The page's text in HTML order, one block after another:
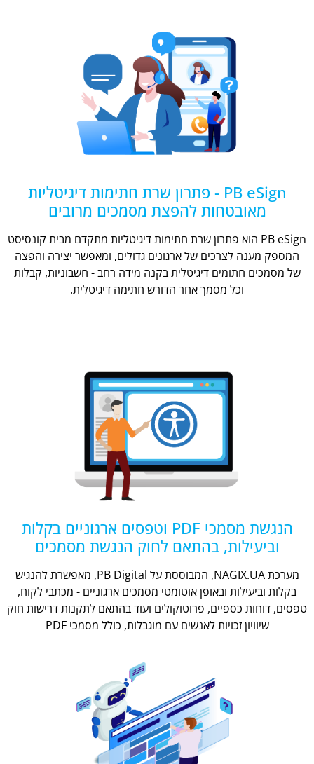
PB eSign - פתרון שרת חתימות דיגיטליות
מאובטחות להפצת מסמכים מרובים
PB eSign הוא פתרון שרת חתימות דיגיטליות מתקדם מבית קונסיסט
המספק מענה לצרכים של ארגונים גדולים, ומאפשר יצירה והפצה
של מסמכים חתומים דיגיטלית בקנה מידה רחב - חשבוניות, קבלות
וכל מסמך אחר הדורש חתימה דיגיטלית.
הנגשת מסמכי PDF וטפסים ארגוניים בקלות
וביעילות, בהתאם לחוק הנגשת מסמכים
מערכת NAGIX.UA, המבוססת על PB Digital, מאפשרת להנגיש
בקלות וביעילות ובאופן אוטומטי מסמכים ארגוניים - מכתבי לקוח,
טפסים, דוחות כספיים, פרוטוקולים ועוד בהתאם לתקנות דרישות חוק
שיוויון זכויות לאנשים עם מוגבלות, כולל מסמכי PDF